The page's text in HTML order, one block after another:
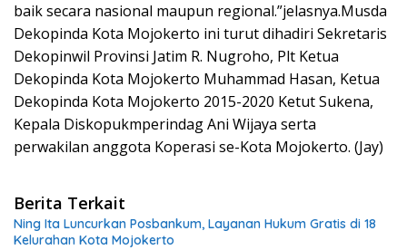
baik secara nasional maupun regional.”jelasnya.Musda
Dekopinda Kota Mojokerto ini turut dihadiri Sekretaris
Dekopinwil Provinsi Jatim R. Nugroho, Plt Ketua
Dekopinda Kota Mojokerto Muhammad Hasan, Ketua
Dekopinda Kota Mojokerto 2015-2020 Ketut Sukena,
Kepala Diskopukmperindag Ani Wijaya serta
perwakilan anggota Koperasi se-Kota Mojokerto. (Jay)
Berita Terkait
Ning Ita Luncurkan Posbankum, Layanan Hukum Gratis di 18
Kelurahan Kota Mojokerto